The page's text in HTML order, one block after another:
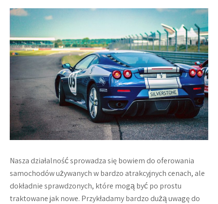
Nasza działalność sprowadza się bowiem do oferowania
samochodów używanych w bardzo atrakcyjnych cenach, ale
dokładnie sprawdzonych, które mogą być po prostu
traktowane jak nowe. Przykładamy bardzo dużą uwagę do